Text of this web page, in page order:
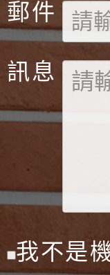
郵件
訊息
我不是